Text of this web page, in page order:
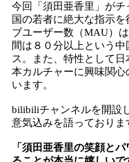
今回「須田亜香里」が
国の若者に絶大な指示
ブユーザー数（MAU）
間は８０分以上という
ス。また、特性として
本カルチャーに興味関
います。
bilibiliチャンネルを開設
意気込みを語っておりま
「須田亜香里の笑顔と